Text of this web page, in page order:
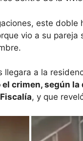
este doble
vio a su pareja
llegara a la
crimen, según
, y que